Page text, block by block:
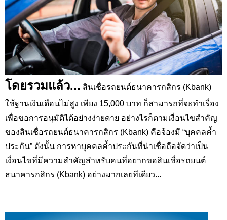
โดยรวมแล้ว... สินเชื่อรถยนต์ธนาคารกสิกร (Kbank)
ใช้ฐานเงินเดือนไม่สูง เพียง 15 ,000 บาท ก็สามารถที่จะทำเรื่อง
เพื่อขอการอนุมัติได้อย่างง่ายดาย อย่างไรก็ตามเงื่อนไขสำคัญ
ของสินเชื่อรถยนต์ธนาคารกสิกร (Kbank) คือจ้องมี “บุคคลค้ำ
ประกัน” ดังนั้น การหาบุคคลค้ำประกันที่น่าเชื่อถือจัดว่าเป็น
เงื่อนไขที่มีความสำคัญสำหรับคนที่อยากขอสินเชื่อรถยนต์
ธนาคารกสิกร (Kbank) อย่างมากเลยทีเดียว...